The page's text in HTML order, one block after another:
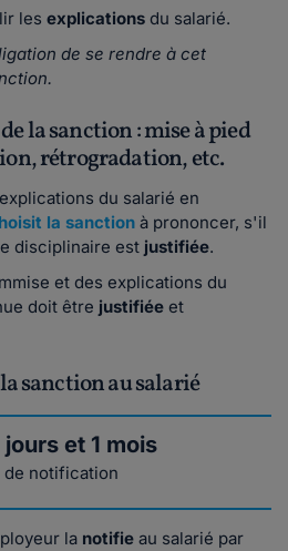
les explications du salarié.
de se rendre à cet
la sanction : mise à pied
rétrogradation, etc.
du salarié en
la sanction à prononcer, s'il
disciplinaire est justifiée.
et des explications du
doit être justifiée et
sanction au salarié
et 1 mois
de notification
la notifie au salarié par